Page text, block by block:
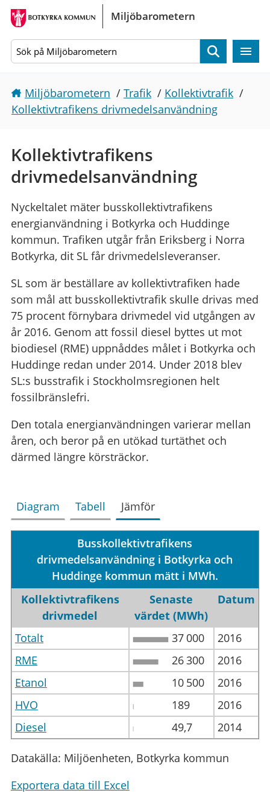
Gå direkt till sidans innehåll
Miljöbarometern
Sök
Miljöbarometern / Trafik / Kollektivtrafik /
Kollektivtrafikens drivmedelsanvändning
Kollektivtrafikens
drivmedelsanvändning
Nyckeltalet mäter busskollektivtrafikens
energianvändning i Botkyrka och Huddinge
kommun. Trafiken utgår från Eriksberg i Norra
Botkyrka, dit SL får drivmedelsleveranser.
SL som är beställare av kollektivtrafiken hade
som mål att busskollektivtrafik skulle drivas med
75 procent förnybara drivmedel vid utgången av
år 2016. Genom att fossil diesel byttes ut mot
biodiesel (RME) uppnåddes målet i Botkyrka och
Huddinge redan under 2014. Under 2018 blev
SL:s busstrafik i Stockholmsregionen helt
fossilbränslefri.
Den totala energianvändningen varierar mellan
åren, och beror på en utökad turtäthet och
därmed längre körsträckor.
Diagram Tabell Jämför
Busskollektivtrafikens
drivmedelsanvändning i Botkyrka och
Huddinge kommun mätt i MWh.
Kollektivtrafikens
drivmedel
Senaste
värdet (MWh)
Datum
Totalt 37 000
2016
RME
26300
2016
Etanol
10 500
2016
HVO
189
2016
Diesel
49,7 2014
Datakälla: Miljöenheten, Botkyrka kommun
Exportera data till Excel